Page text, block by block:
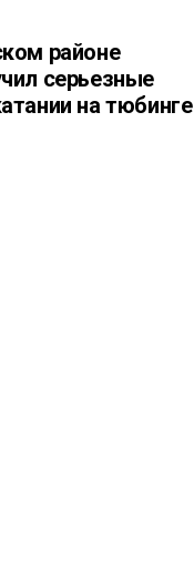
районе
серьезные
на тюбинге